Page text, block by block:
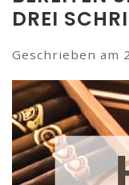
DREI
Geschrieben am